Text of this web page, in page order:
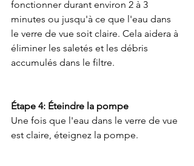
fonctionner durant environ 2 à 3
minutes ou jusqu'à ce que l'eau dans
le verre de vue soit claire. Cela aidera à
éliminer les saletés et les débris
accumulés dans le filtre.
Étape 4: Éteindre la pompe
Une fois que l'eau dans le verre de vue
est claire, éteignez la pompe.